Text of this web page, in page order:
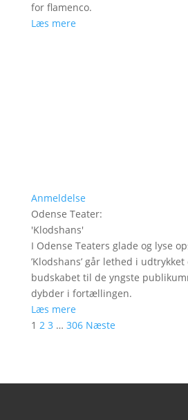
for flamenco.
Læs mere
Anmeldelse
Odense Teater:
'Klodshans'
I Odense Teaters glade og lyse
’Klodshans’ går lethed i
budskabet til de yngste
dybder i fortællingen.
Læs mere
1 2 3 … 306 Næste